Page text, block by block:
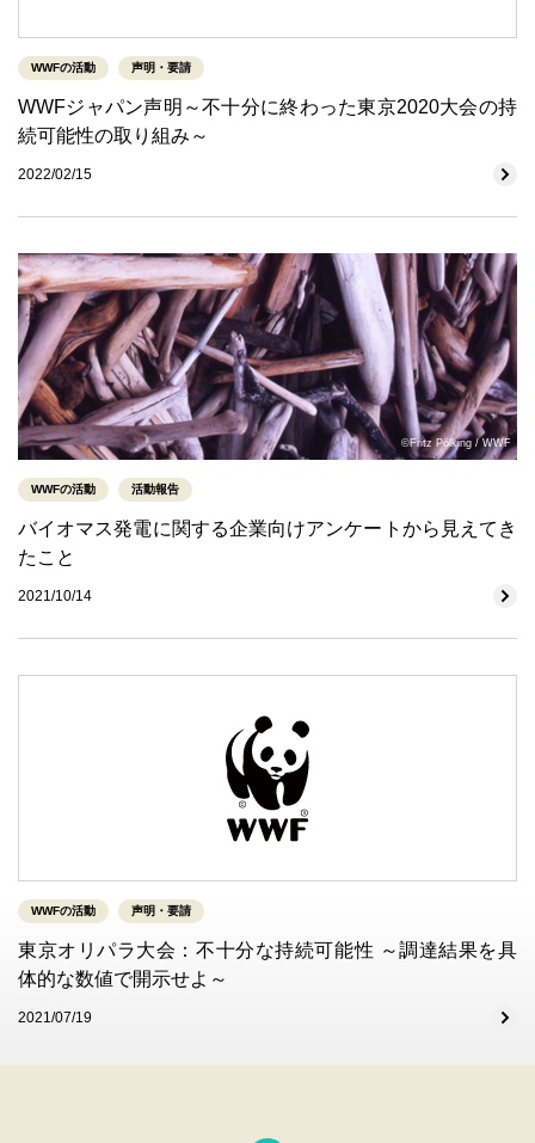
WWFの活動 声明・要請
WWFジャパン声明～不十分に終わった東京2020大会の持
続可能性の取り組み～
2022/02/15
©Fritz Pölking / WWF
WWFの活動 活動報告
バイオマス発電に関する企業向けアンケートから見えてき
たこと
2021/10/14
WWFの活動 声明・要請
東京オリパラ大会：不十分な持続可能性 ～調達結果を具
体的な数値で開示せよ～
2021/07/19